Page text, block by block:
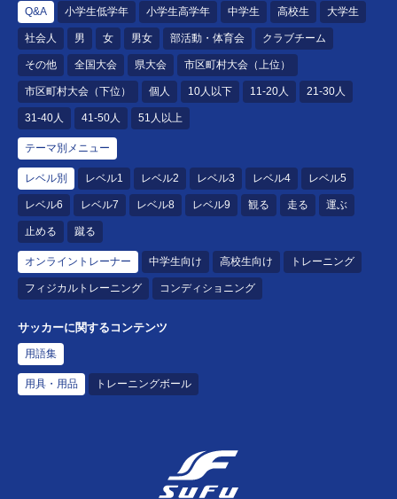
Q&A 小学生低学年 小学生高学年 中学生 高校生 大学生
社会人 男 女 男女 部活動・体育会 クラブチーム
その他 全国大会 県大会 市区町村大会（上位）
市区町村大会（下位） 個人 10人以下 11-20人 21-30人
31-40人 41-50人 51人以上
テーマ別メニュー
レベル別 レベル1 レベル2 レベル3 レベル4 レベル5
レベル6 レベル7 レベル8 レベル9 観る 走る 運ぶ
止める 蹴る
オンライントレーナー 中学生向け 高校生向け トレーニング
フィジカルトレーニング コンディショニング
サッカーに関するコンテンツ
用語集
用具・用品 トレーニングボール